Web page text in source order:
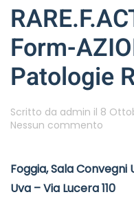
Form-
Patologie
Scritto da admin il 8
Nessun commento
di
Form-
Foggia, Sala
Uva – Via Lucera 110